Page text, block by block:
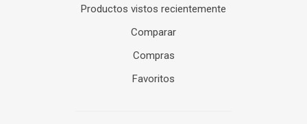
Productos vistos recientemente
Comparar
Compras
Favoritos